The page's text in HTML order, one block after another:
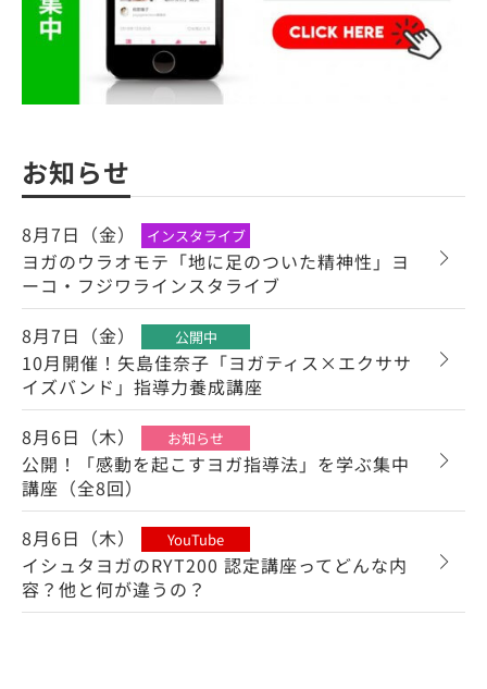
お知らせ
8月7日（金） インスタライブ
ヨガのウラオモテ「地に足のついた精神性」ヨ
ーコ・フジワラインスタライブ
8月7日（金）
公開中
10月開催！矢島佳奈子「ヨガティス×エクササ
イズバンド」指導力養成講座
8月6日（木）
お知らせ
公開！「感動を起こすヨガ指導法」を学ぶ集中
講座（全8回）
8月6日（木）
YouTube
イシュタヨガのRYT200 認定講座ってどんな内
容？他と何が違うの？